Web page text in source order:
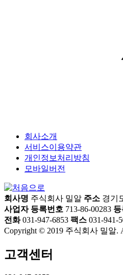
회사소개
서비스이용약관
개인정보처리방침
모바일버전
회사명 주식회사 밀알 주소 경기
사업자 등록번호 713-86-00283
전화031-947-6853 팩스 031-941-
Copyright © 2019 주식회사 밀알.
고객센터